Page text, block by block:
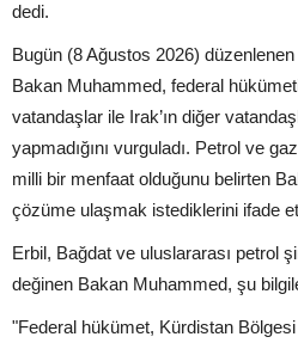
dedi.
Bugün (8 Ağustos 2026) düzenlenen
Bakan Muhammed, federal
vatandaşlar ile Irak’ın diğer
yapmadığını vurguladı. Petrol ve
milli bir menfaat olduğunu belirten
çözüme ulaşmak istediklerini ifade
Erbil, Bağdat ve uluslararası petrol
değinen Bakan Muhammed, şu
"Federal hükümet, Kürdistan